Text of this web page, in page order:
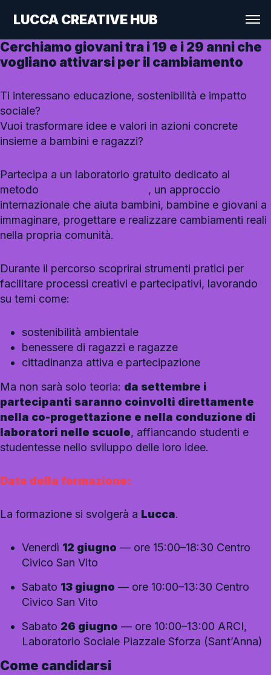
LUCCA CREATIVE HUB
Cerchiamo giovani tra i 19 e i 29 anni che
vogliano attivarsi per il cambiamento
Ti interessano educazione, sostenibilità e impatto
sociale?
Vuoi trasformare idee e valori in azioni concrete
insieme a bambini e ragazzi?
Partecipa a un laboratorio gratuito dedicato al
metodo
, un approccio
internazionale che aiuta bambini, bambine e giovani a
immaginare, progettare e realizzare cambiamenti reali
nella propria comunità.
Durante il percorso scoprirai strumenti pratici per
facilitare processi creativi e partecipativi, lavorando
su temi come:
sostenibilità ambientale
benessere di ragazzi e ragazze
cittadinanza attiva e partecipazione
Ma non sarà solo teoria: da settembre i
partecipanti saranno coinvolti direttamente
nella co-progettazione e nella conduzione di
laboratori nelle scuole, affiancando studenti e
studentesse nello sviluppo delle loro idee.
Date della formazione:
La formazione si svolgerà a Lucca.
Venerdì 12 giugno — ore 15:00–18:30 Centro
Civico San Vito
Sabato 13 giugno — ore 10:00–13:30 Centro
Civico San Vito
Sabato 26 giugno — ore 10:00–13:00 ARCI,
Laboratorio Sociale Piazzale Sforza (Sant’Anna)
Come candidarsi